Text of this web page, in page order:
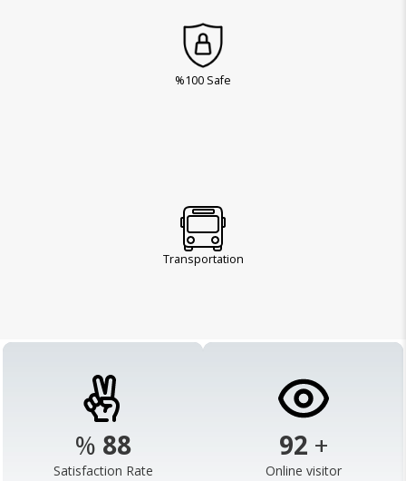
%100 Safe
Transportation
% 98
Satisfaction Rate
103 +
Online visitor